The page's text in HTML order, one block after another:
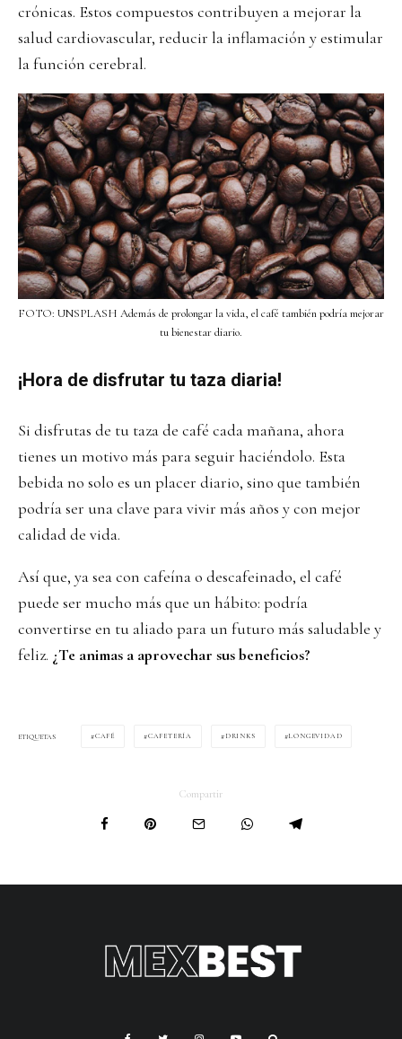
crónicas. Estos compuestos contribuyen a mejorar la
salud cardiovascular, reducir la inflamación y estimular
la función cerebral.
FOTO: UNSPLASH Además de prolongar la vida, el café también podría mejorar
tu bienestar diario.
¡Hora de disfrutar tu taza diaria!
Si disfrutas de tu taza de café cada mañana, ahora
tienes un motivo más para seguir haciéndolo. Esta
bebida no solo es un placer diario, sino que también
podría ser una clave para vivir más años y con mejor
calidad de vida.
Así que, ya sea con cafeína o descafeinado, el café
puede ser mucho más que un hábito: podría
convertirse en tu aliado para un futuro más saludable y
feliz. ¿Te animas a aprovechar sus beneficios?
ETIQUETAS CAFÉ CAFETERÍA DRINKS LONGEVIDAD
Compartir